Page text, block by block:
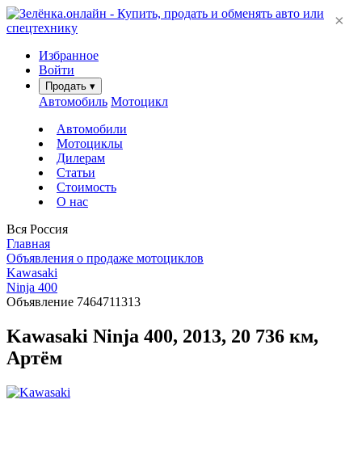
Избранное
Войти
Продать ▾
Автомобиль Мотоцикл
Автомобили
Мотоциклы
Дилерам
Статьи
Стоимость
О нас
Вся Россия
Главная
Объявления о продаже мотоциклов
Kawasaki
Ninja 400
Объявление 7464711313
Kawasaki Ninja 400, 2013, 20 736 км,
Артём
×